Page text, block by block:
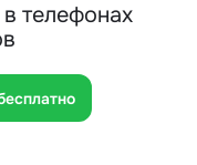
телефонах